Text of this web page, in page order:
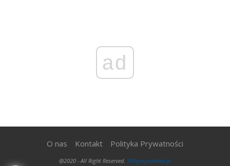
ad
O nas Kontakt Polityka Prywatności
@2020 - All Right Reserved. 300gospodarka.pl